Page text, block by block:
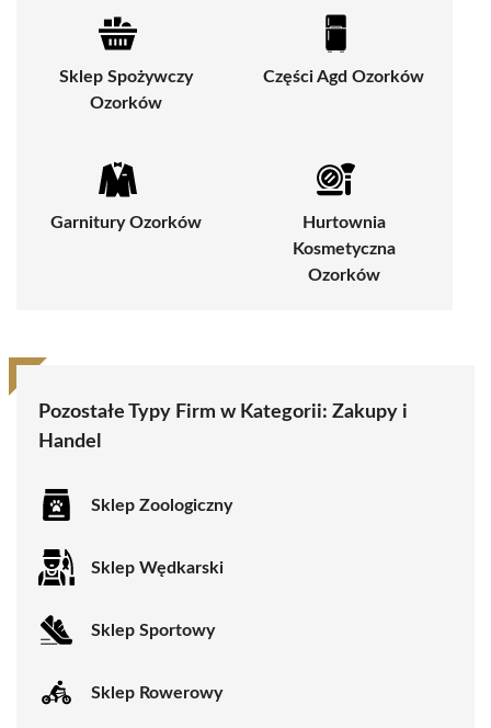
Sklep Spożywczy
Ozorków
Części Agd Ozorków
Garnitury Ozorków
Hurtownia
Kosmetyczna
Ozorków
Pozostałe Typy Firm w Kategorii: Zakupy i
Handel
Sklep Zoologiczny
Sklep Wędkarski
Sklep Sportowy
Sklep Rowerowy